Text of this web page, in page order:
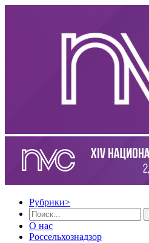
Рубрики>
О нас
Россельхознадзор